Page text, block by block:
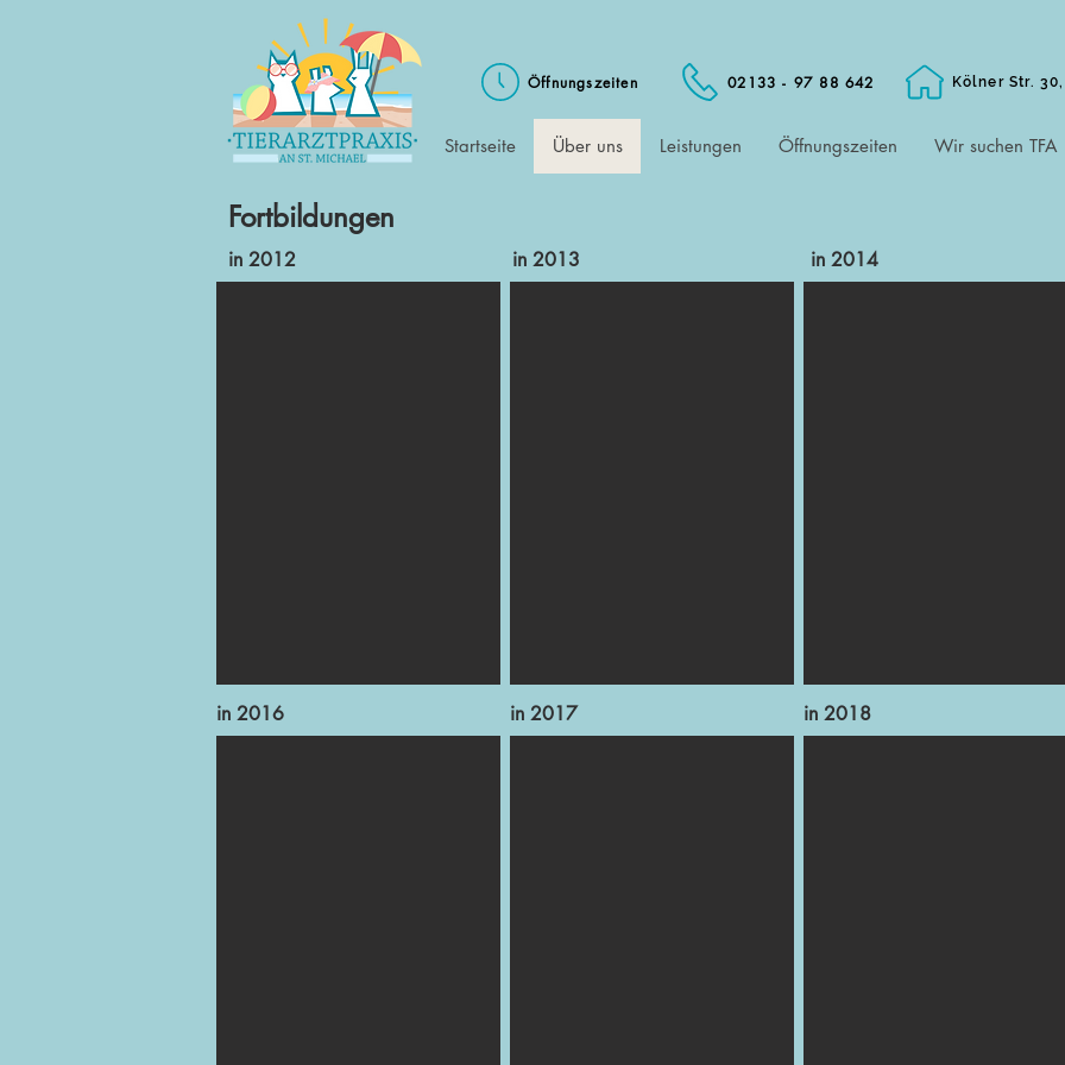
Öffnungszeiten 02133 - 97 88 642 Kölner Str.
Startseite Über uns Leistungen Öffnungszeiten Wir suchen TFA
Fortbildungen
in 2012
in 2016
in 2013
in 2017
in 2014
in 2018